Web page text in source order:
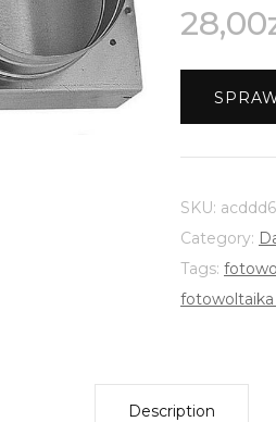
28,00
SKU:
Category:
Tags:
Description